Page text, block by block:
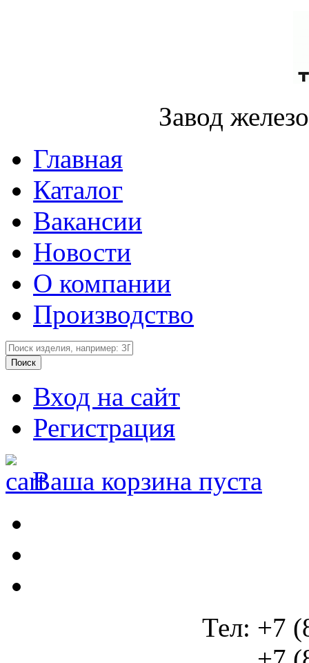
Завод
Главная
Каталог
Вакансии
Новости
О компании
Производство
Вход на сайт
Регистрация
Ваша корзина пуста
Тел: +7